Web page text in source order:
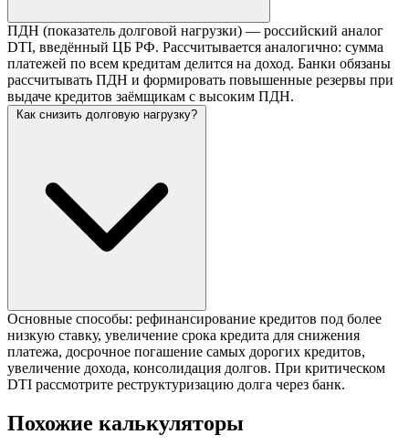
ПДН (показатель долговой нагрузки) — российский аналог
DTI, введённый ЦБ РФ. Рассчитывается аналогично: сумма
платежей по всем кредитам делится на доход. Банки обязаны
рассчитывать ПДН и формировать повышенные резервы при
выдаче кредитов заёмщикам с высоким ПДН.
Как снизить долговую нагрузку?
Основные способы: рефинансирование кредитов под более
низкую ставку, увеличение срока кредита для снижения
платежа, досрочное погашение самых дорогих кредитов,
увеличение дохода, консолидация долгов. При критическом
DTI рассмотрите реструктуризацию долга через банк.
Похожие калькуляторы